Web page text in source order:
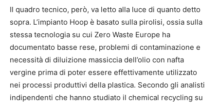
Il quadro tecnico, però, va letto alla luce di quanto detto
sopra. L’impianto Hoop è basato sulla pirolisi, ossia sulla
stessa tecnologia su cui Zero Waste Europe ha
documentato basse rese, problemi di contaminazione e
necessità di diluizione massiccia dell’olio con nafta
vergine prima di poter essere effettivamente utilizzato
nei processi produttivi della plastica. Secondo gli analisti
indipendenti che hanno studiato il chemical recycling su